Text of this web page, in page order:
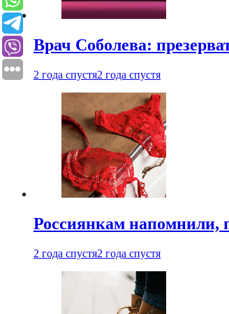
Врач Соболева:
2 года спустя2 года спустя
Россиянкам напомнили,
2 года спустя2 года спустя